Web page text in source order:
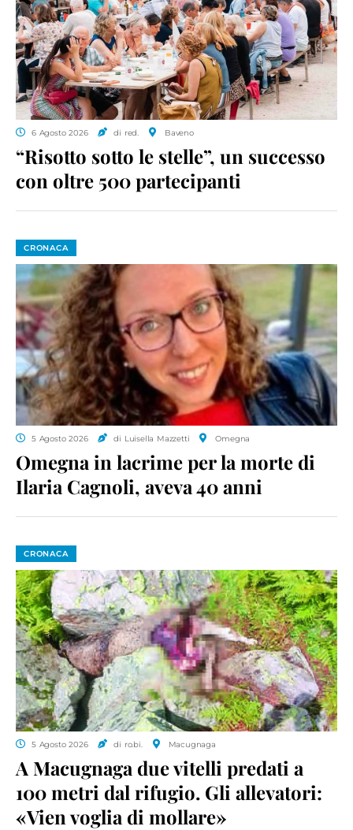
6 Agosto 2026 di red. Baveno
“Risotto sotto le stelle”, un successo
con oltre 500 partecipanti
CRONACA
5 Agosto 2026 di Luisella Mazzetti Omegna
Omegna in lacrime per la morte di
Ilaria Cagnoli, aveva 40 anni
CRONACA
5 Agosto 2026 di ro.bi. Macugnaga
A Macugnaga due vitelli predati a
100 metri dal rifugio. Gli allevatori:
«Vien voglia di mollare»